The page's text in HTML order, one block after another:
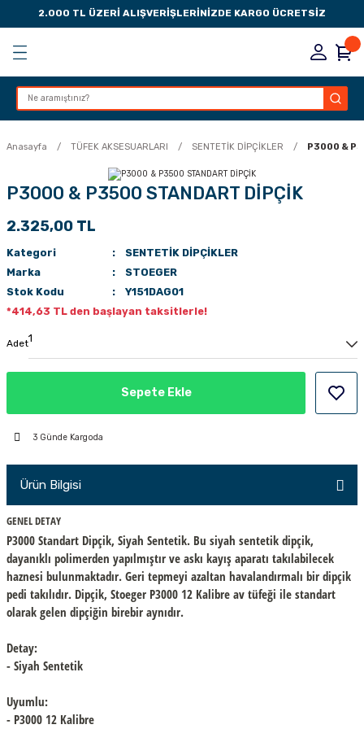
2.000 TL ÜZERİ ALIŞVERİŞLERİNİZDE KARGO ÜCRETSİZ
Geri Dön
Geri Dön
Geri Dön
Geri Dön
MANDALI
Anasayfa TÜFEK AKSESUARLARI SENTETİK DİPÇİKLER P3000 &
P3000 & P3500 STANDART DİPÇİK
2.325,00 TL
Kategori
SENTETİK DİPÇİKLER
Marka
STOEGER
Stok Kodu
Y151DAG01
*414,63 TL den başlayan taksitlerle!
Adet
Sepete Ekle
3 Günde Kargoda
Ürün Bilgisi
GENEL DETAY
P3000 Standart Dipçik, Siyah Sentetik. Bu siyah sentetik dipçik,
dayanıklı polimerden yapılmıştır ve askı kayış aparatı takılabilecek
haznesi bulunmaktadır. Geri tepmeyi azaltan havalandırmalı bir dipçik
pedi takılıdır. Dipçik, Stoeger P3000 12 Kalibre av tüfeği ile standart
olarak gelen dipçiğin birebir aynıdır.
Detay:
- Siyah Sentetik
Uyumlu:
- P3000 12 Kalibre